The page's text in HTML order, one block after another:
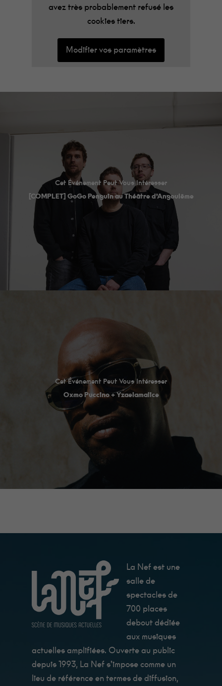
avez très probablement refusé les
cookies tiers.
Modifier vos paramètres
Cet Événement Peut Vous Intéresser
[COMPLET] GoGo Penguin au Théâtre d’Angoulême
Cet Événement Peut Vous Intéresser
Oxmo Puccino + Yzaelamalice
La Nef est une
salle de
spectacles de
700 places
debout dédiée
aux musiques
actuelles amplifiées. Ouverte au public
depuis 1993, La Nef s’impose comme un
lieu de référence en termes de diffusion,
Ces cookies ne
nécessaires au
fonctionnement
du site Web.
Au catering
les cuisine, et
ils sont très
Afin que
nous